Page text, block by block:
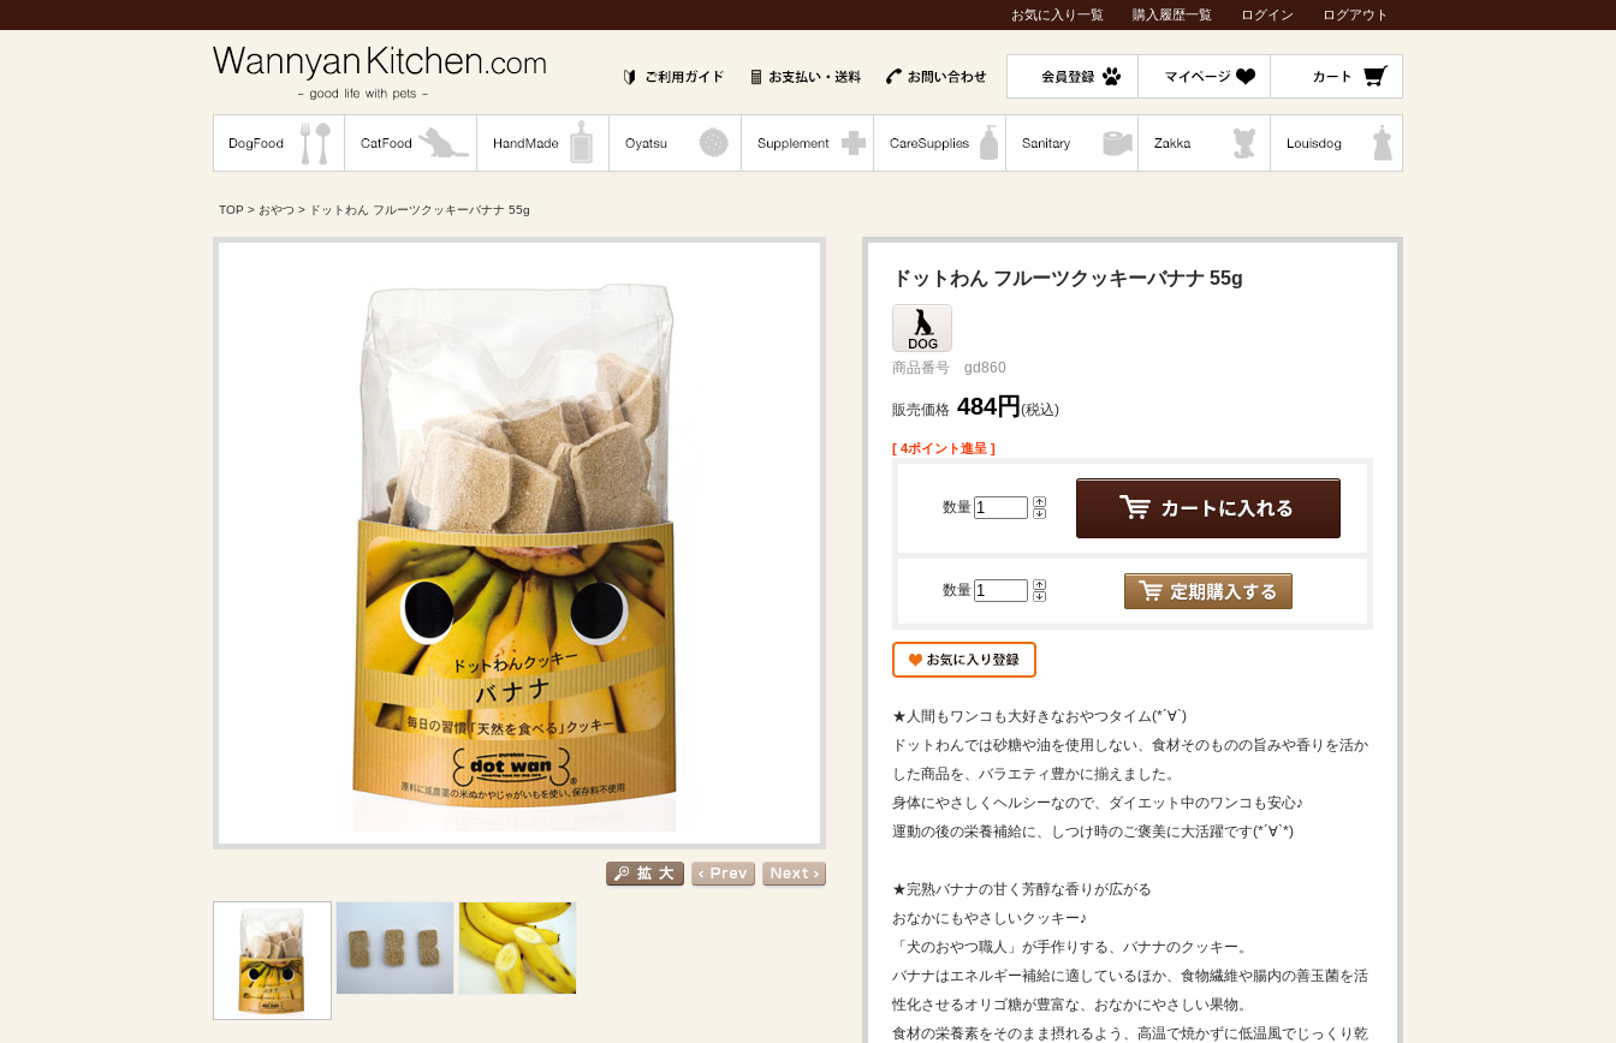
ログアウト
ログイン
購入履歴一覧
お気に入り一覧
TOP > おやつ > ドットわん フルーツクッキーバナナ 55g
ドットわん フルーツクッキーバナナ 55g
商品番号 gd860
販売価格 484円 (税込)
[ 4ポイント進呈 ]
数量
数量
★人間もワンコも大好きなおやつタイム(*´∀`)
ドットわんでは砂糖や油を使用しない、食材そのものの旨みや香りを活か
した商品を、バラエティ豊かに揃えました。
身体にやさしくヘルシーなので、ダイエット中のワンコも安心♪
運動の後の栄養補給に、しつけ時のご褒美に大活躍です(*´∀`*)
★完熟バナナの甘く芳醇な香りが広がる
おなかにもやさしいクッキー♪
「犬のおやつ職人」が手作りする、バナナのクッキー。
バナナはエネルギー補給に適しているほか、食物繊維や腸内の善玉菌を活
性化させるオリゴ糖が豊富な、おなかにやさしい果物。
食材の栄養素をそのまま摂れるよう、高温で焼かずに低温風でじっくり乾